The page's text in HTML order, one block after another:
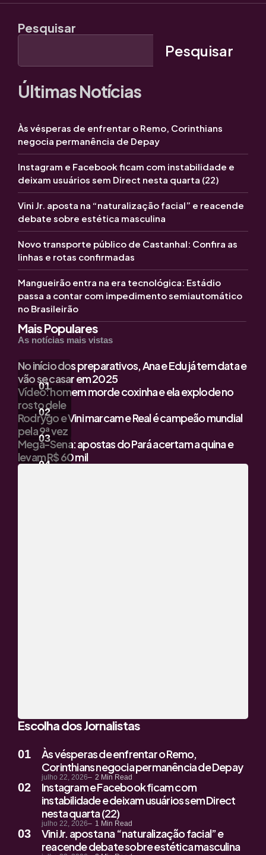
Pesquisar
Pesquisar
Últimas Notícias
Às vésperas de enfrentar o Remo, Corinthians
negocia permanência de Depay
Instagram e Facebook ficam com instabilidade e
deixam usuários sem Direct nesta quarta (22)
Vini Jr. aposta na “naturalização facial” e reacende
debate sobre estética masculina
Novo transporte público de Castanhal: Confira as
linhas e rotas confirmadas
Mangueirão entra na era tecnológica: Estádio
passa a contar com impedimento semiautomático
no Brasileirão
Mais Populares
As notícias mais vistas
No início dos preparativos, Ana e Edu já tem data e
vão se casar em 2025
Vídeo: homem morde coxinha e ela explode no
rosto dele
Rodrygo e Vini marcam e Real é campeão mundial
pela 9ª vez
Mega-Sena: apostas do Pará acertam a quina e
levam R$ 60 mil
Escolha dos Jornalistas
Às vésperas de enfrentar o Remo,
Corinthians negocia permanência de Depay
julho 22, 2026 2 Min Read
Instagram e Facebook ficam com
instabilidade e deixam usuários sem Direct
nesta quarta (22)
julho 22, 2026 1 Min Read
Vini Jr. aposta na “naturalização facial” e
reacende debate sobre estética masculina